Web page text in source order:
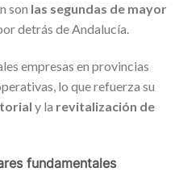
son las segundas de mayor
detrás de Andalucía.
empresas en provincias
lo que refuerza su
y la revitalización de
fundamentales